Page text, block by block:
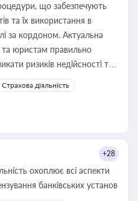
що забезпечують
та їх використання в
за кордоном. Актуальна
та юристам правильно
ризиків недійсності та
органами влади та
Страхова діяльність
+28
охоплює всі аспекти
банківських установ